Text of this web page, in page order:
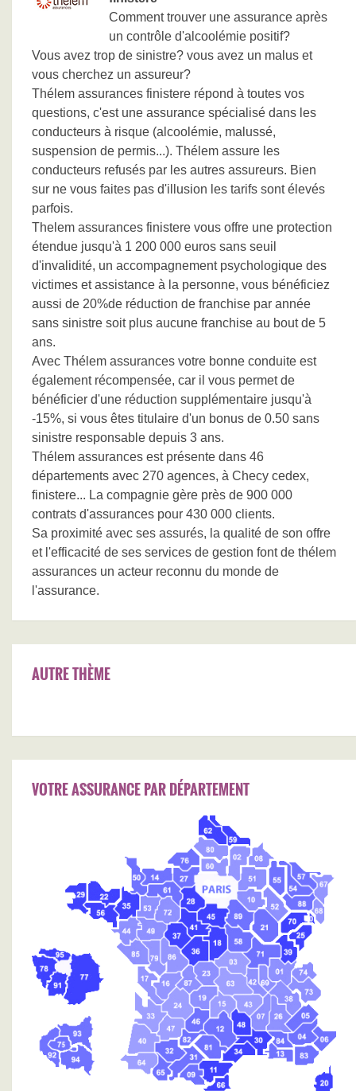
Comment trouver une assurance après
un contrôle d'alcoolémie positif?
Vous avez trop de sinistre? vous avez un malus et
vous cherchez un assureur?
Thélem assurances finistere répond à toutes vos
questions, c'est une assurance spécialisé dans les
conducteurs à risque (alcoolémie, malussé,
suspension de permis...). Thélem assure les
conducteurs refusés par les autres assureurs. Bien
sur ne vous faites pas d'illusion les tarifs sont élevés
parfois.
Thelem assurances finistere vous offre une protection
étendue jusqu'à 1 200 000 euros sans seuil
d'invalidité, un accompagnement psychologique des
victimes et assistance à la personne, vous bénéficiez
aussi de 20%de réduction de franchise par année
sans sinistre soit plus aucune franchise au bout de 5
ans.
Avec Thélem assurances votre bonne conduite est
également récompensée, car il vous permet de
bénéficier d'une réduction supplémentaire jusqu'à
-15%, si vous êtes titulaire d'un bonus de 0.50 sans
sinistre responsable depuis 3 ans.
Thélem assurances est présente dans 46
départements avec 270 agences, à Checy cedex,
finistere... La compagnie gère près de 900 000
contrats d'assurances pour 430 000 clients.
Sa proximité avec ses assurés, la qualité de son offre
et l'efficacité de ses services de gestion font de thélem
assurances un acteur reconnu du monde de
l'assurance.
AUTRE THÈME
VOTRE ASSURANCE PAR DÉPARTEMENT